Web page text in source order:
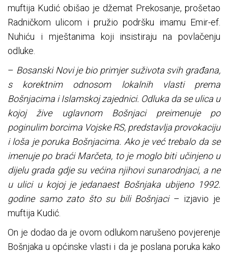
muftija Kudić obišao je džemat Prekosanje, prošetao
Radničkom ulicom i pružio podršku imamu Emir-ef.
Nuhiću i mještanima koji insistiraju na povlačenju
odluke.
– Bosanski Novi je bio primjer suživota svih građana,
s korektnim odnosom lokalnih vlasti prema
Bošnjacima i Islamskoj zajednici. Odluka da se ulica u
kojoj žive uglavnom Bošnjaci preimenuje po
poginulim borcima Vojske RS, predstavlja provokaciju
i loša je poruka Bošnjacima. Ako je već trebalo da se
imenuje po braći Marčeta, to je moglo biti učinjeno u
dijelu grada gdje su većina njihovi sunarodnjaci, a ne
u ulici u kojoj je jedanaest Bošnjaka ubijeno 1992.
godine samo zato što su bili Bošnjaci– izjavio je
muftija Kudić.
On je dodao da je ovom odlukom narušeno povjerenje
Bošnjaka u općinske vlasti i da je poslana poruka kako